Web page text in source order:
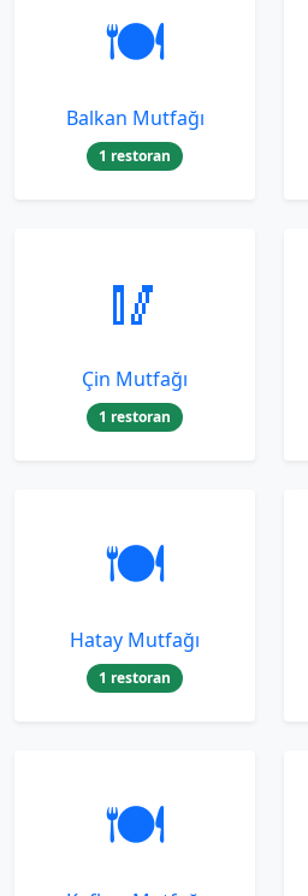
🍽️
Balkan Mutfağı
1 restoran
🥢
Çin Mutfağı
1 restoran
🍽️
Hatay Mutfağı
1 restoran
🍽️